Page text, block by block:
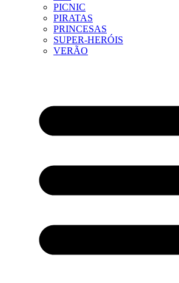
PICNIC
PIRATAS
PRINCESAS
SUPER-HERÓIS
VERÃO